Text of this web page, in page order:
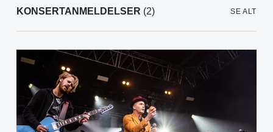
KONSERTANMELDELSER (2) SE ALT